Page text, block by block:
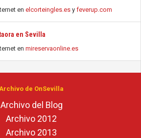
en elcorteingles.es y feverup.com
en Sevilla
en mireservaonline.es
de OnSevilla
Archivo del Blog
Archivo 2012
Archivo 2013